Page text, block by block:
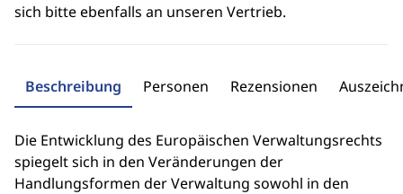
sich bitte ebenfalls an unseren Vertrieb.
Beschreibung Personen Rezensionen
Die Entwicklung des Europäischen Verwaltungsrechts
spiegelt sich in den Veränderungen der
Handlungsformen der Verwaltung sowohl in den